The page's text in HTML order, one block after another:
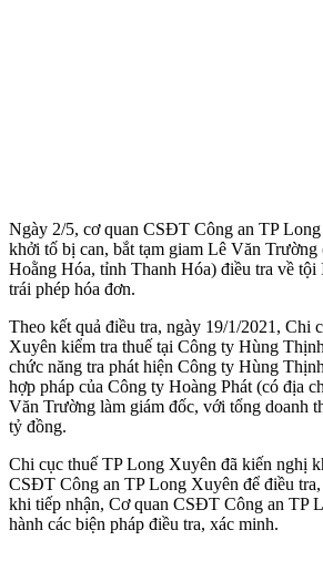
Ngày 2/5, cơ quan CSĐT Công an TP
khởi tố bị can, bắt tạm giam Lê Văn Trường
Hoằng Hóa, tỉnh Thanh Hóa) điều tra về tội
trái phép hóa đơn.
Theo kết quả điều tra, ngày 19/1/2021, Chi
Xuyên kiểm tra thuế tại Công ty Hùng
chức năng tra phát hiện Công ty Hùng
hợp pháp của Công ty Hoàng Phát (có địa
Văn Trường làm giám đốc, với tổng doanh
tỷ đồng.
Chi cục thuế TP Long Xuyên đã kiến nghị
CSĐT Công an TP Long Xuyên để điều
khi tiếp nhận, Cơ quan CSĐT Công an TP
hành các biện pháp điều tra, xác minh.